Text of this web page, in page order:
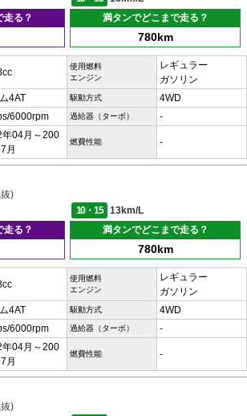
走る？
満タンでどこまで走る？
780km
使用燃料
エンジン
レギュラー
ガソリン
4AT 駆動方式 4WD
6000rpm 過給器（ターボ） -
年04月～200
月
燃費性能 -
)
10・15
13km/L
走る？
満タンでどこまで走る？
780km
使用燃料
エンジン
レギュラー
ガソリン
4AT 駆動方式 4WD
6000rpm 過給器（ターボ） -
年04月～200
月
燃費性能 -
)